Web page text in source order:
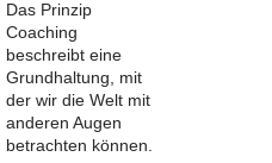
Das Prinzip
Coaching
beschreibt eine
Grundhaltung, mit
der wir die Welt mit
anderen Augen
betrachten können.